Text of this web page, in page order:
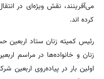
می‌آفرینند، نقش ویژه‌ای در
کرده اند.
رئیس کمیته زنان ستاد اربعین
اولین بار در پیاده‌روی